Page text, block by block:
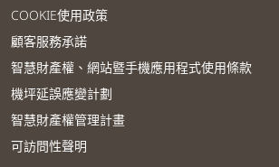
COOKIE使用政策
顧客服務承諾
智慧財產權、網站暨手機應用程式使用條款
機坪延誤應變計劃
智慧財產權管理計畫
可訪問性聲明